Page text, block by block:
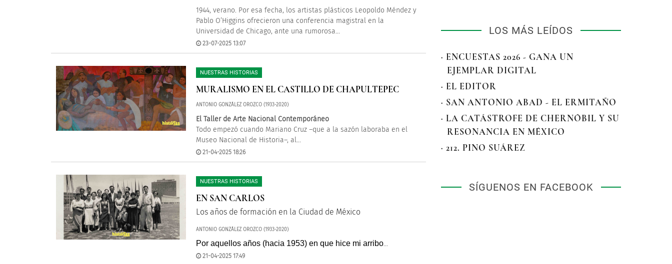
1944, verano. Por esa fecha, los artistas plásticos Leopoldo Méndez y
Pablo O’Higgins ofrecieron una conferencia magistral en la
Universidad de Chicago, ante una rumorosa...
23-07-2025 13:07
NUESTRAS HISTORIAS
MURALISMO EN EL CASTILLO DE CHAPULTEPEC
ANTONIO GONZÁLEZ OROZCO (1933-2020)
El Taller de Arte Nacional Contemporáneo
Todo empezó cuando Mariano Cruz –que a la sazón laboraba en el
Museo Nacional de Historia–, al...
21-04-2025 18:26
NUESTRAS HISTORIAS
EN SAN CARLOS
Los años de formación en la Ciudad de México
ANTONIO GONZÁLEZ OROZCO (1933-2020)
Por aquellos años (hacia 1953) en que hice mi arribo...
21-04-2025 17:49
LOS MÁS LEÍDOS
· ENCUESTAS 2026 - GANA UN
EJEMPLAR DIGITAL
· EL EDITOR
· SAN ANTONIO ABAD - EL ERMITAÑO
· LA CATÁSTROFE DE CHERNÓBIL Y SU
RESONANCIA EN MÉXICO
· 212. PINO SUÁREZ
SÍGUENOS EN FACEBOOK